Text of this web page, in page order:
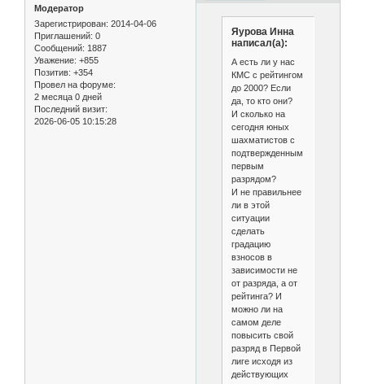
Модератор
Зарегистрирован: 2014-04-06
Приглашений: 0
Сообщений: 1887
Уважение: +855
Позитив: +354
Провел на форуме:
2 месяца 0 дней
Последний визит:
2026-06-05 10:15:28
Яурова Инна
написал(а):
А есть ли у нас
КМС с рейтингом
до 2000? Если
да, то кто они?
И сколько на
сегодня юных
шахматистов с
подтвержденным
первым
разрядом?
И не правильнее
ли в этой
ситуации
сделать
градацию
взносов в
зависимости не
от разряда, а от
рейтинга? И
можно ли на
самом деле
повысить свой
разряд в Первой
лиге исходя из
действующих